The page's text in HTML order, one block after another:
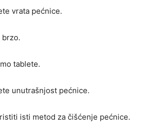
vrata pećnice.
tablete.
unutrašnjost pećnice.
isti metod za čišćenje pećnice.